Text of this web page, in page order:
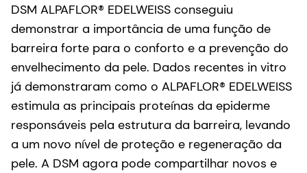
DSM ALPAFLOR® EDELWEISS conseguiu
demonstrar a importância de uma função de
barreira forte para o conforto e a prevenção do
envelhecimento da pele. Dados recentes in vitro
já demonstraram como o ALPAFLOR® EDELWEISS
estimula as principais proteínas da epiderme
responsáveis pela estrutura da barreira, levando
a um novo nível de proteção e regeneração da
pele. A DSM agora pode compartilhar novos e